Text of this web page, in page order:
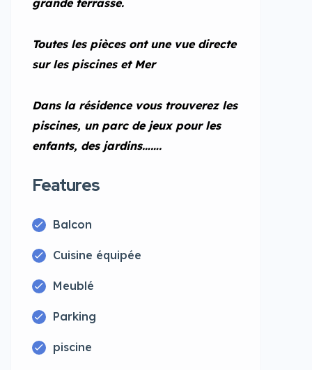
grande terrasse.
Toutes les pièces ont une vue directe
sur les piscines et Mer
Dans la résidence vous trouverez les
piscines, un parc de jeux pour les
enfants, des jardins…….
Features
Balcon
Cuisine équipée
Meublé
Parking
piscine